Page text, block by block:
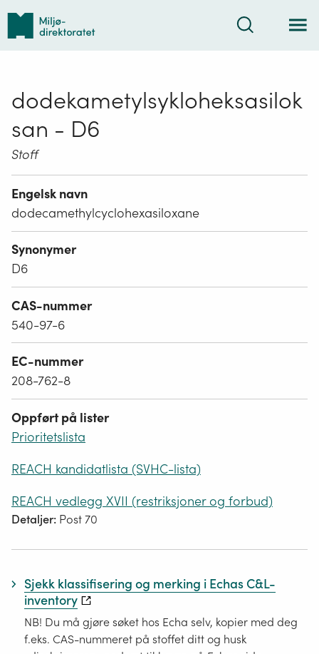
Tilbake
forsiden
Søk
dodekametylsykloheksasilok
san - D6
Stoff
Engelsk navn
dodecamethylcyclohexasiloxane
Synonymer
D6
CAS-nummer
540-97-6
EC-nummer
208-762-8
Oppført på lister
Prioritetslista
REACH kandidatlista (SVHC-lista)
REACH vedlegg XVII (restriksjoner og forbud)
Detaljer: Post 70
Sjekk klassifisering og merking i Echas C&L-
inventory
NB! Du må gjøre søket hos Echa selv, kopier med deg
f.eks. CAS-nummeret på stoffet ditt og husk